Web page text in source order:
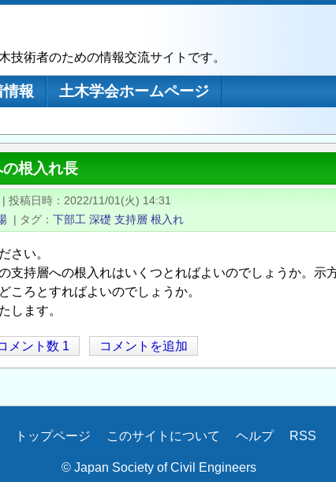
技術者のための情報交流サイトです。
情報
土木学会ホームページ
根入れ長
| 投稿日時
2022/11/01(火) 14:31
| タグ 下部工 深礎 支持層 根入れ
さい。
支持層への根入れはいくつとればよいのでしょうか。示
ころとすればよいのでしょうか。
します。
メント数 1 コメントを追加
トップページ このサイトについて ヘルプ RSS
© Japan Society of Civil Engineers